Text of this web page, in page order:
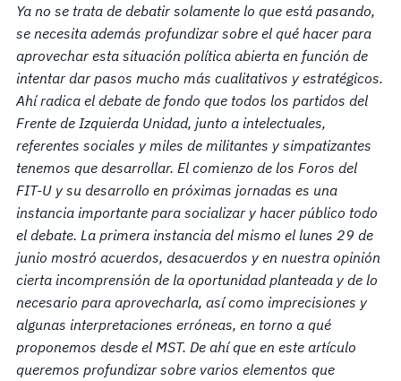
Ya no se trata de debatir solamente lo que está pasando,
se necesita además profundizar sobre el qué hacer para
aprovechar esta situación política abierta en función de
intentar dar pasos mucho más cualitativos y estratégicos.
Ahí radica el debate de fondo que todos los partidos del
Frente de Izquierda Unidad, junto a intelectuales,
referentes sociales y miles de militantes y simpatizantes
tenemos que desarrollar. El comienzo de los Foros del
FIT-U y su desarrollo en próximas jornadas es una
instancia importante para socializar y hacer público todo
el debate. La primera instancia del mismo el lunes 29 de
junio mostró acuerdos, desacuerdos y en nuestra opinión
cierta incomprensión de la oportunidad planteada y de lo
necesario para aprovecharla, así como imprecisiones y
algunas interpretaciones erróneas, en torno a qué
proponemos desde el MST. De ahí que en este artículo
queremos profundizar sobre varios elementos que